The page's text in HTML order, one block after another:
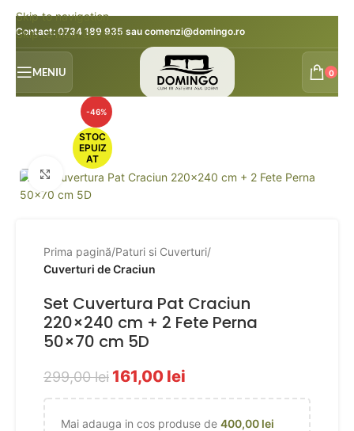
Skip to navigation
Skip to main content
Contact: 0734 189 935 sau comenzi@domingo.ro
MENIU 0
-46%
STOC
EPUIZ
AT
Faceți click pentru a mări
Prima pagină Paturi si Cuverturi
Cuverturi de Craciun
Set Cuvertura Pat Craciun
220×240 cm + 2 Fete Perna
50×70 cm 5D
299,00lei 161,00 lei
Mai adauga in cos produse de 400,00 lei